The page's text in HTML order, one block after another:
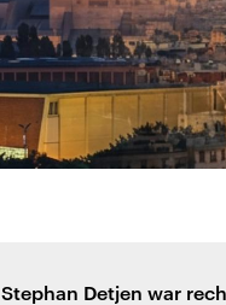
Stephan Detjen war